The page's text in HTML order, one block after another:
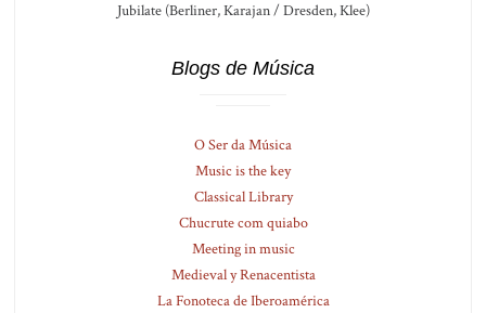
Jubilate (Berliner, Karajan / Dresden, Klee)
Blogs de Música
O Ser da Música
Music is the key
Classical Library
Chucrute com quiabo
Meeting in music
Medieval y Renacentista
La Fonoteca de Iberoamérica